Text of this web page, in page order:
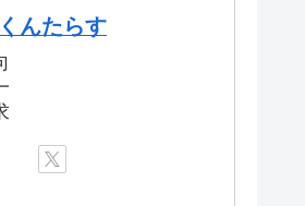
くんたらす